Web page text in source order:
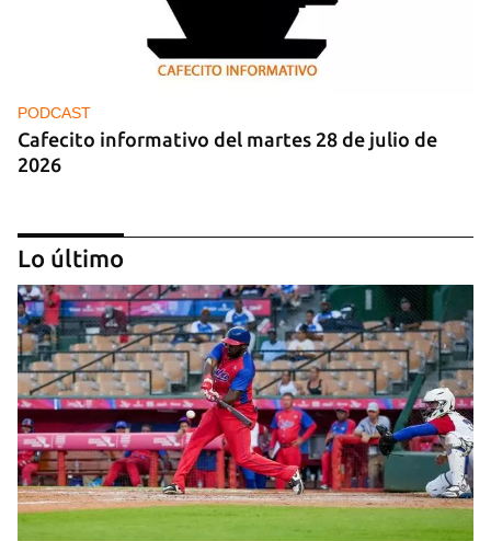
PODCAST
Cafecito informativo del martes 28 de julio de
2026
PODCAST
Cafecito informativo del lunes 27 de julio de 2026
Lo último